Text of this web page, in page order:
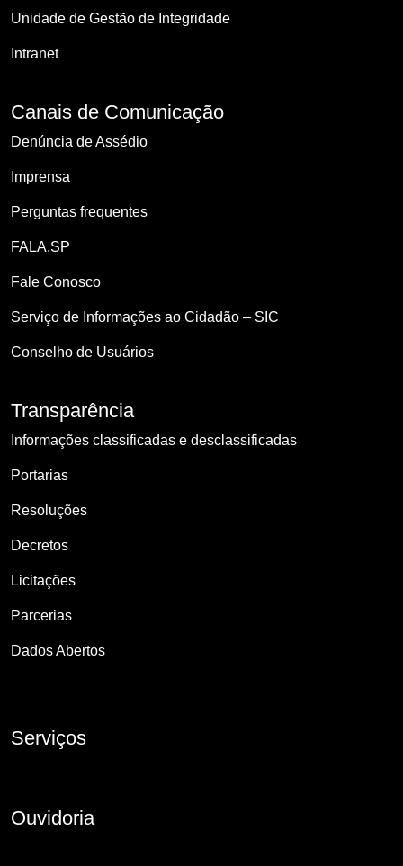
Unidade de Gestão de Integridade
Intranet
Canais de Comunicação
Denúncia de Assédio
Imprensa
Perguntas frequentes
FALA.SP
Fale Conosco
Serviço de Informações ao Cidadão – SIC
Conselho de Usuários
Transparência
Informações classificadas e desclassificadas
Portarias
Resoluções
Decretos
Licitações
Parcerias
Dados Abertos
Serviços
Ouvidoria